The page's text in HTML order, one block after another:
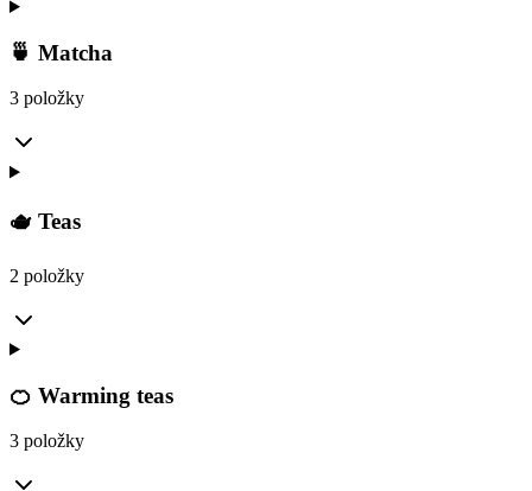
🍵 Matcha
3 položky
🫖 Teas
2 položky
🍊 Warming teas
3 položky